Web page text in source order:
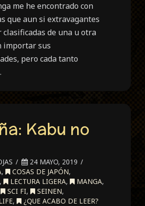
me he encontrado con
que aun si extravagantes
clasificadas de una u otra
importar sus
pero cada tanto
Kabu no
24 MAYO, 2019
, COSAS DE JAPÓN,
, LECTURA LIGERA, MANGA,
SCI FI, SEINEN,
, ¿QUE ACABO DE LEER?